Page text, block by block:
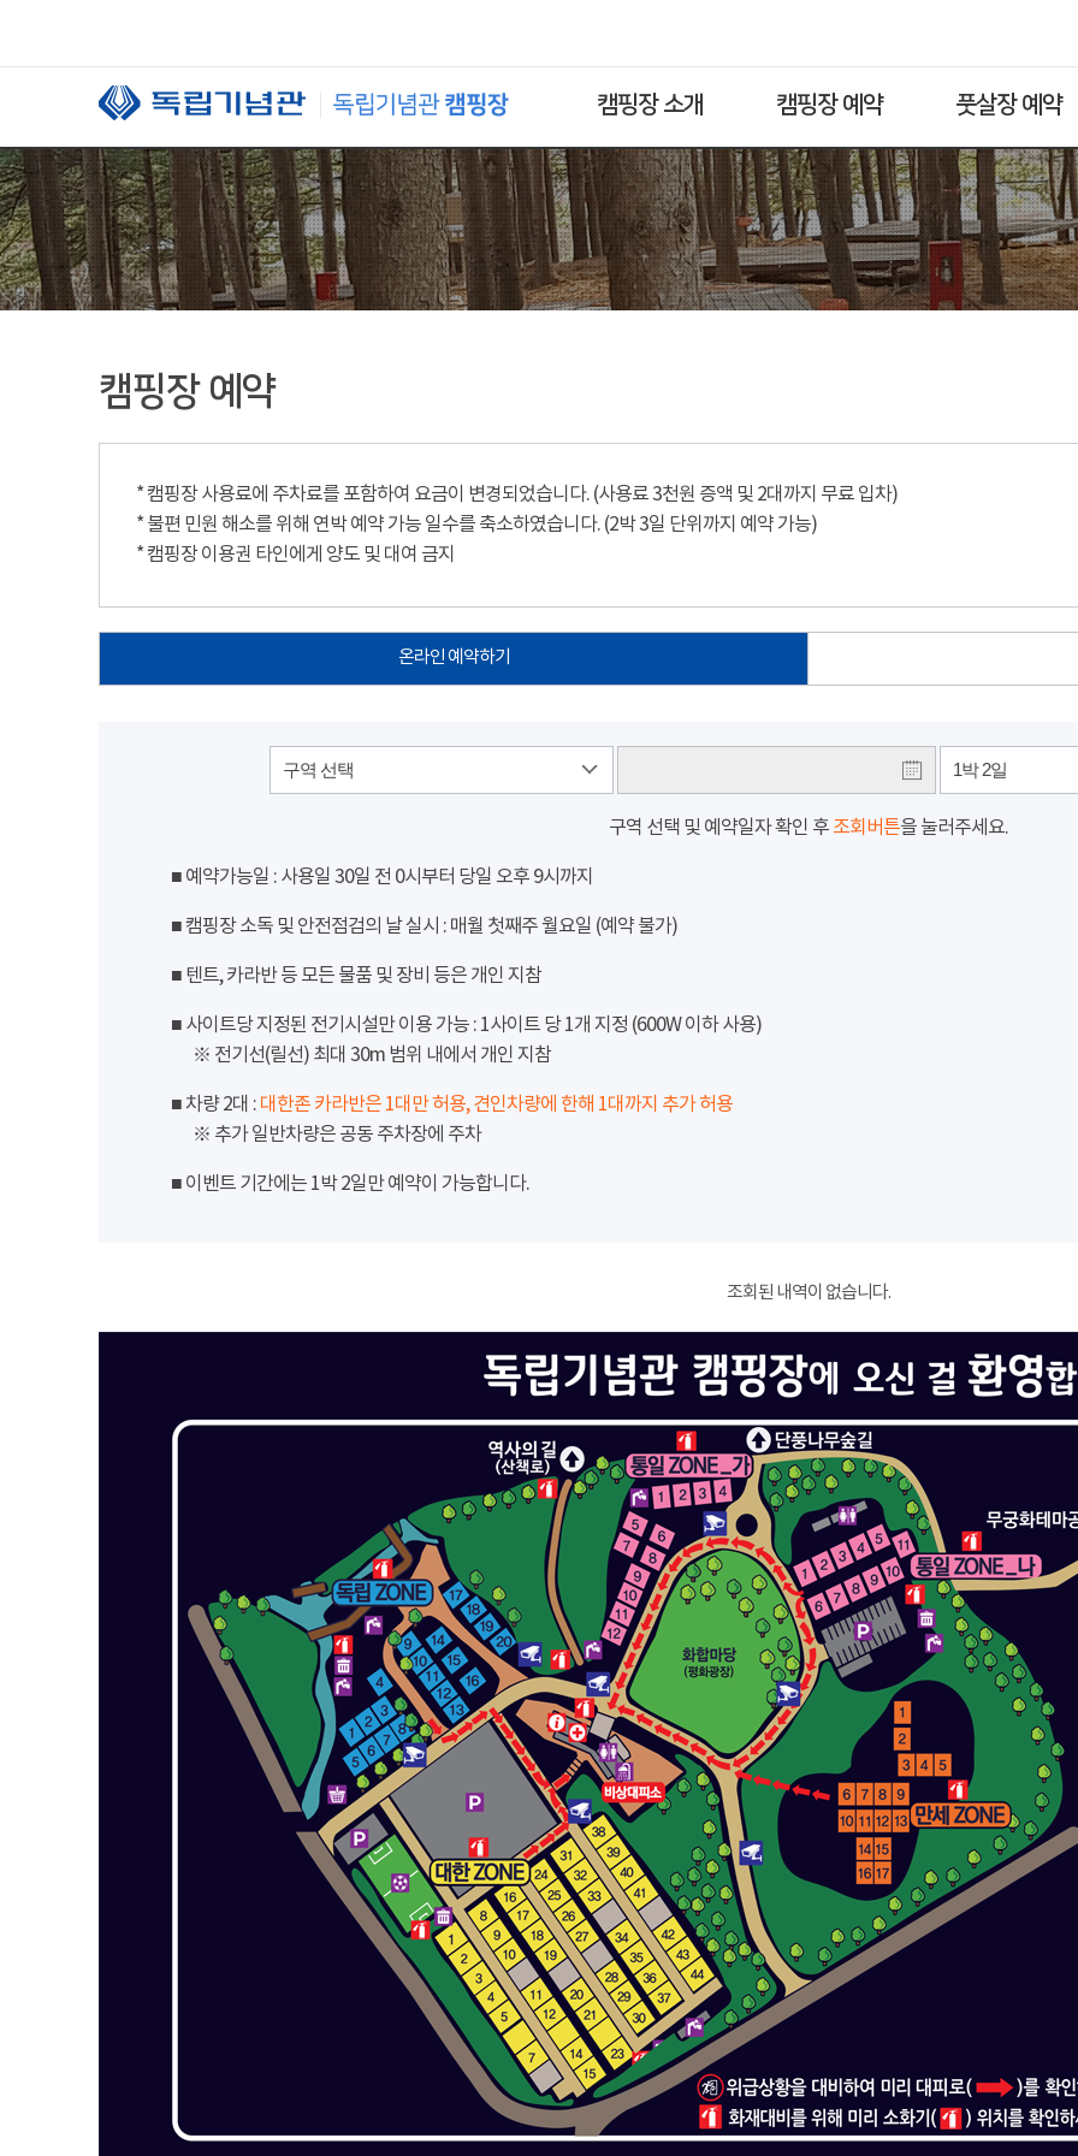
캠핑장 소개 캠핑장 예약 풋살장 예약
캠핑장 예약
* 캠핑장 사용료에 주차료를 포함하여 요금이 변경되었습니다. (사용료 3천원 증액 및 2대까지 무료 입차)
* 불편 민원 해소를 위해 연박 예약 가능 일수를 축소하였습니다. (2박 3일 단위까지 예약 가능)
* 캠핑장 이용권 타인에게 양도 및 대여 금지
온라인 예약하기
구역 선택 1박 2일
구역 선택 및 예약일자 확인 후 조회버튼을 눌러주세요.
■ 예약가능일 : 사용일 30일 전 0시부터 당일 오후 9시까지
■ 캠핑장 소독 및 안전점검의 날 실시 : 매월 첫째주 월요일 (예약 불가)
■ 텐트, 카라반 등 모든 물품 및 장비 등은 개인 지참
■ 사이트당 지정된 전기시설만 이용 가능 : 1사이트 당 1개 지정 (600W 이하 사용)
※ 전기선(릴선) 최대 30m 범위 내에서 개인 지참
■ 차량 2대 : 대한존 카라반은 1대만 허용, 견인차량에 한해 1대까지 추가 허용
※ 추가 일반차량은 공동 주차장에 주차
■ 이벤트 기간에는 1박 2일만 예약이 가능합니다.
조회된 내역이 없습니다.